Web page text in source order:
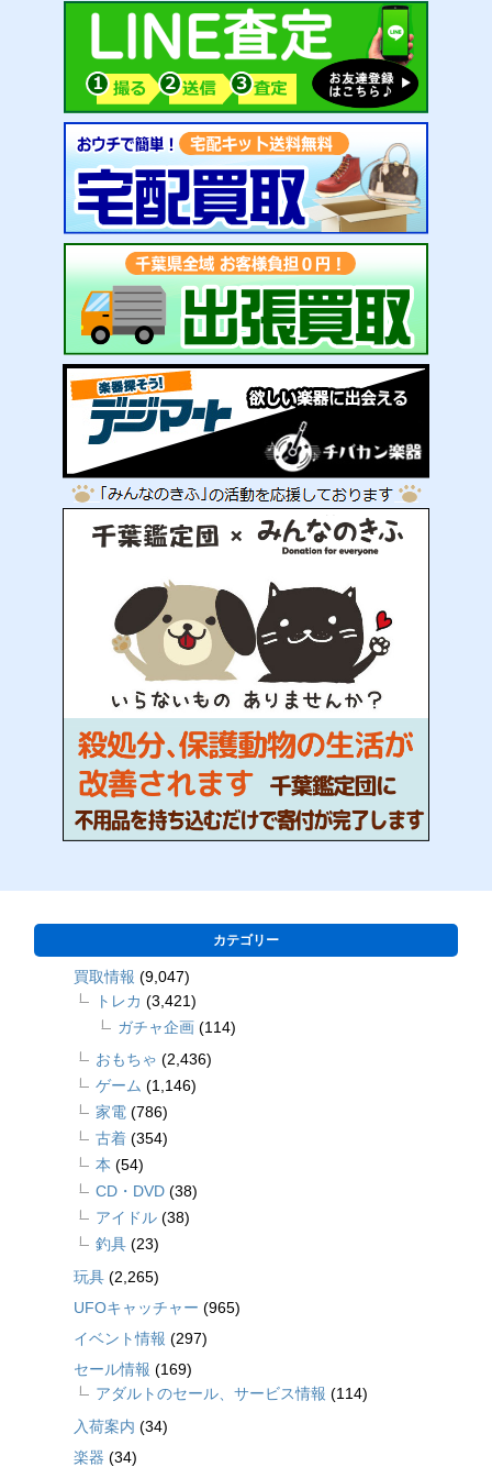
カテゴリー
買取情報 (9,047)
トレカ (3,421)
ガチャ企画 (114)
おもちゃ (2,436)
ゲーム (1,146)
家電 (786)
古着 (354)
本 (54)
CD・DVD (38)
アイドル (38)
釣具 (23)
玩具 (2,265)
UFOキャッチャー (965)
イベント情報 (297)
セール情報 (169)
アダルトのセール、サービス情報 (114)
入荷案内 (34)
楽器 (34)